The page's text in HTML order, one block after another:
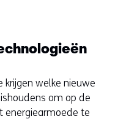
krijgen welke nieuwe
om op de
energiearmoede te